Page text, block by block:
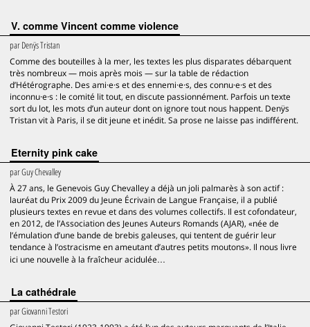
V. comme Vincent comme violence
parDenÿs Tristan
Comme des bouteilles à la mer, les textes les plus disparates débarquent
très nombreux — mois après mois — sur la table de rédaction
d’Hétérographe. Des ami·e·s et des ennemi·e·s, des connu·e·s et des
inconnu·e·s : le comité lit tout, en discute passionnément. Parfois un texte
sort du lot, les mots d’un auteur dont on ignore tout nous happent. Denÿs
Tristan vit à Paris, il se dit jeune et inédit. Sa prose ne laisse pas indifférent.
Eternity pink cake
parGuy Chevalley
À 27 ans, le Genevois Guy Chevalley a déjà un joli palmarès à son actif :
lauréat du Prix 2009 du Jeune Écrivain de Langue Française, il a publié
plusieurs textes en revue et dans des volumes collectifs. Il est cofondateur,
en 2012, de l’Association des Jeunes Auteurs Romands (AJAR), «née de
l’émulation d’une bande de brebis galeuses, qui tentent de guérir leur
tendance à l’ostracisme en ameutant d’autres petits moutons». Il nous livre
ici une nouvelle à la fraîcheur acidulée…
La cathédrale
parGiovanni Testori